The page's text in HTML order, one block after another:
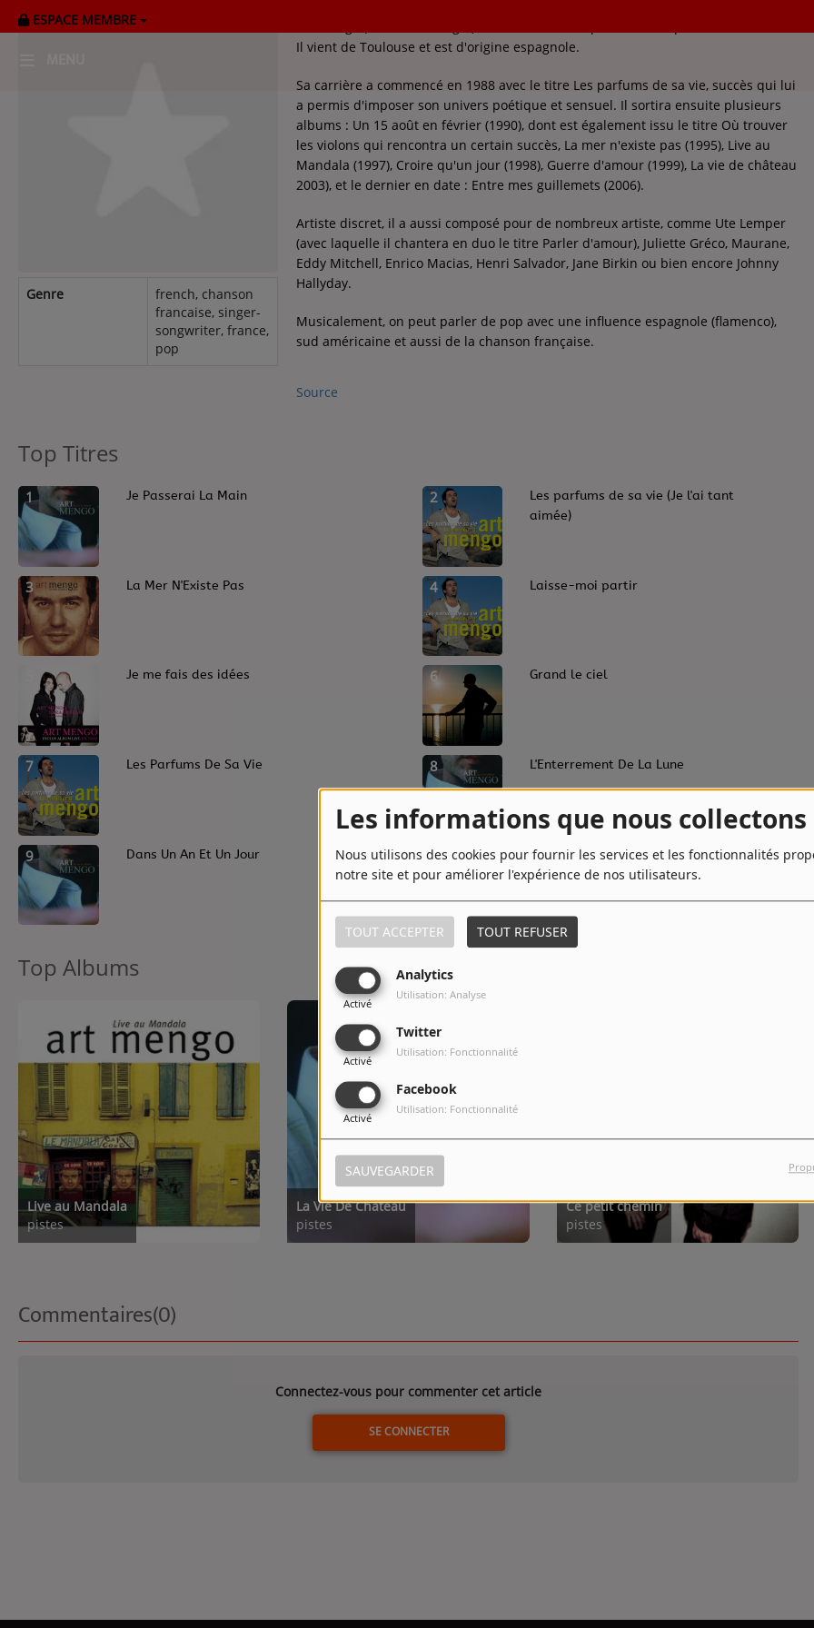
Les informations que nous collectons
Nous utilisons des cookies pour fournir les services et les fonctionnalités
notre site et pour améliorer l'expérience de nos utilisateurs.
TOUT ACCEPTER TOUT REFUSER
Analytics
Activé
Utilisation: Analyse
Twitter
Activé
Utilisation: Fonctionnalité
Facebook
Activé
Utilisation: Fonctionnalité
SAUVEGARDER
ESPACE MEMBRE
Cultur'Ciné - Jean Meurice
Contact
Régie Publicitaire
Fréquences
Recherche d'un titre
Genre
french, chanson
francaise, singer-
songwriter, france,
pop
Il vient de Toulouse et est d'origine espagnole.
Sa carrière a commencé en 1988 avec le titre Les parfums de sa vie, succès qui lui
a permis d'imposer son univers poétique et sensuel. Il sortira ensuite plusieurs
albums : Un 15 août en février (1990), dont est également issu le titre Où trouver
les violons qui rencontra un certain succès, La mer n'existe pas (1995), Live au
Mandala (1997), Croire qu'un jour (1998), Guerre d'amour (1999), La vie de château
2003), et le dernier en date : Entre mes guillemets (2006).
Artiste discret, il a aussi composé pour de nombreux artiste, comme Ute Lemper
(avec laquelle il chantera en duo le titre Parler d'amour), Juliette Gréco, Maurane,
Eddy Mitchell, Enrico Macias, Henri Salvador, Jane Birkin ou bien encore Johnny
Hallyday.
Musicalement, on peut parler de pop avec une influence espagnole (flamenco),
sud américaine et aussi de la chanson française.
Source
Top Titres
1 Je Passerai La Main 2
Les parfums de sa vie (Je l'ai tant
aimée)
3 La Mer N'Existe Pas 4 Laisse-moi partir
Je me fais des idées 6 Grand le ciel
7 Les Parfums De Sa Vie 8 L'Enterrement De La Lune
9 Dans Un An Et Un Jour 10 Le Même Tango
Top Albums
Live au Mandala
pistes
La Vie De Château
pistes
Ce petit chemin
pistes
Commentaires(0)
Connectez-vous pour commenter cet article
SE CONNECTER